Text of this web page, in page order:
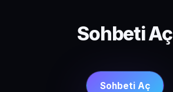
Sohbeti Aç
Sohbeti Aç